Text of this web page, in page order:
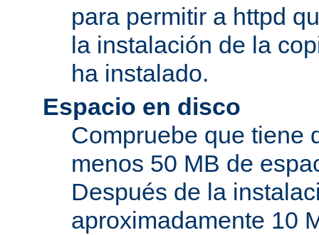
para permitir a httpd
la instalación de la
ha instalado.
Espacio en disco
Compruebe que tiene
menos 50 MB de
Después de la
aproximadamente 10